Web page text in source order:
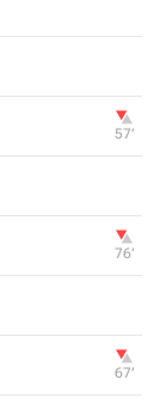
57‎’‎
76‎’‎
67‎’‎